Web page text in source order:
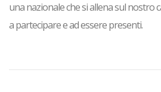
una nazionale che si allena sul nostro
a partecipare e ad essere presenti.